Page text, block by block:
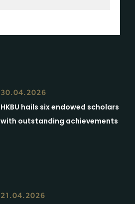
30.04.2026
HKBU hails six endowed scholars
with outstanding achievements
21.04.2026